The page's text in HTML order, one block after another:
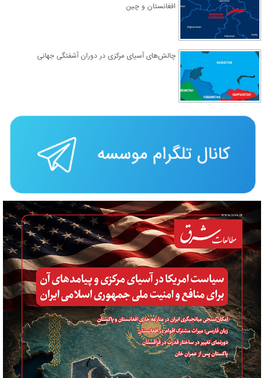
افغانستان و چین
چالش‌های آسیای مرکزی در دوران آشفتگی جهانی